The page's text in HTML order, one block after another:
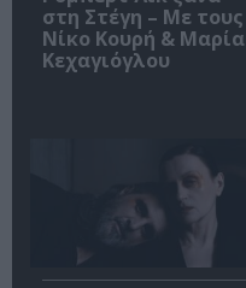
στη Στέγη – Με τους
Νίκο Κουρή & Μαρία
Κεχαγιόγλου